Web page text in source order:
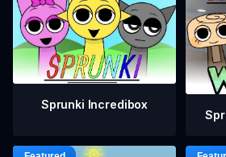
Sprunki Incredibox